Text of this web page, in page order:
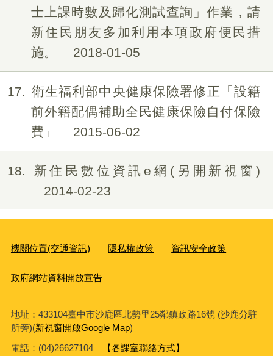
士上課時數及歸化測試查詢」作業，請
新住民朋友多加利用本項政府便民措
施。
2018-01-05
17
衛生福利部中央健康保險署修正「設籍
前外籍配偶補助全民健康保險自付保險
費」
2015-06-02
18
新住民數位資訊e網(另開新視窗)
2014-02-23
機關位置(交通資訊) 隱私權政策 資訊安全政策
政府網站資料開放宣告
地址：433104臺中市沙鹿區北勢里25鄰鎮政路16號 (沙鹿分駐
所旁)(新視窗開啟Google Map)
電話：(04)26627104
【各課室聯絡方式】